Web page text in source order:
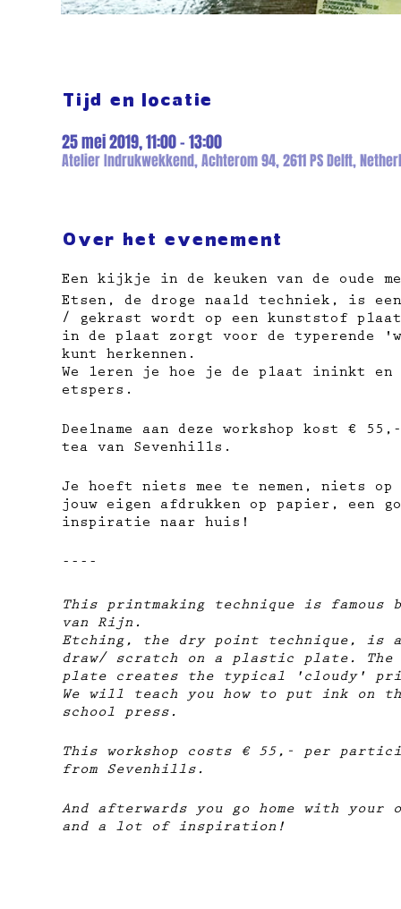
Tijd en locatie
25 mei 2019, 11:00 – 13:00
Atelier Indrukwekkend, Achterom 94, 2611 PS Delft,
Over het evenement
Een kijkje in de keuken van de oude
Etsen, de droge naald techniek, is
/ gekrast wordt op een kunststof
in de plaat zorgt voor de typerende
kunt herkennen.
We leren je hoe je de plaat ininkt en
etspers.
Deelname aan deze workshop kost €
tea van Sevenhills.
Je hoeft niets mee te nemen, niets
jouw eigen afdrukken op papier,​ een
inspiratie naar huis!
----
This printmaking technique is famous
van Rijn.
Etching, the dry point technique, is a
draw/ scratch on a plastic plate.
plate creates the typical 'cloudy'
We will teach you how to put ink on
school press.
This workshop costs € 55,- per
from Sevenhills.
And afterwards you go home with
and a lot of inspiration!